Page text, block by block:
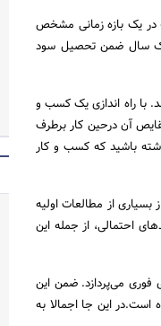
در یک بازه زمانی مشخص
یک سال ضمن تحصیل سود
با راه اندازی یک کسب و
آن درحین کار برطرف
باشید که کسب و کار
از مطالعات اولیه
احتمالی، از جمله این
فوری می‌پردازد. ضمن این
است.در این جا اجمالا به